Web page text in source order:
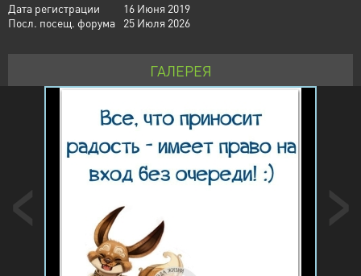
Дата регистрации
16 Июня 2019
Посл. посещ. форума
25 Июля 2026
ГАЛЕРЕЯ